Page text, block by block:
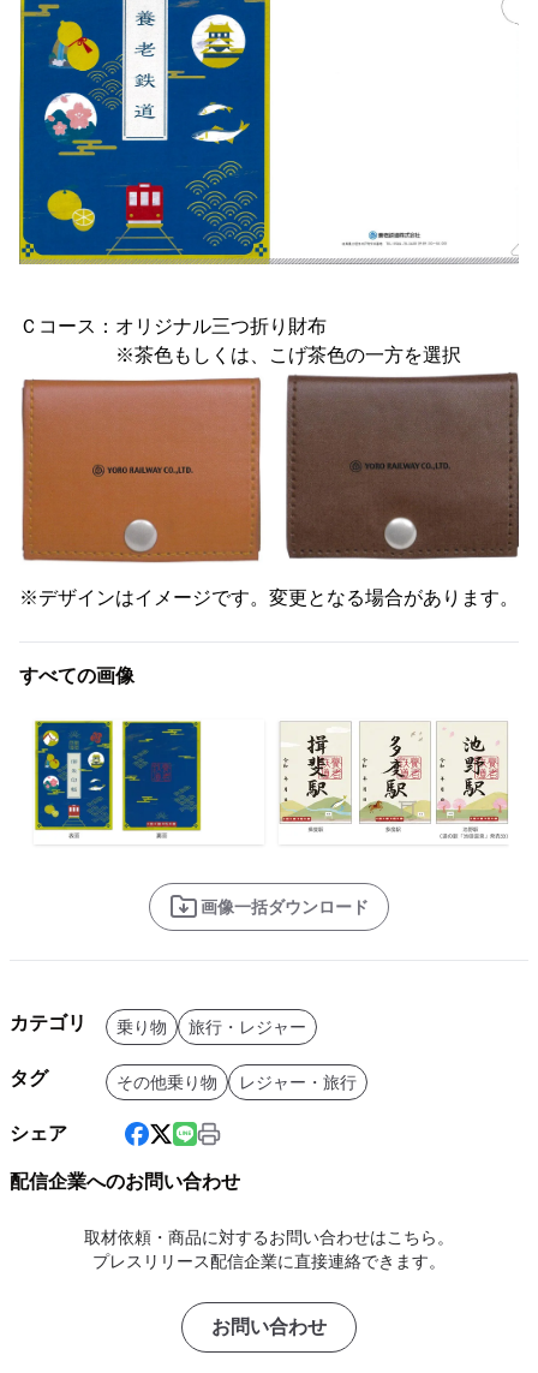
Ｃコース：オリジナル三つ折り財布
※茶色もしくは、こげ茶色の一方を選択
※デザインはイメージです。変更となる場合があります。
すべての画像
画像一括ダウンロード
カテゴリ 乗り物 旅行・レジャー
タグ その他乗り物 レジャー・旅行
シェア
配信企業へのお問い合わせ
取材依頼・商品に対するお問い合わせはこちら。
プレスリリース配信企業に直接連絡できます。
お問い合わせ